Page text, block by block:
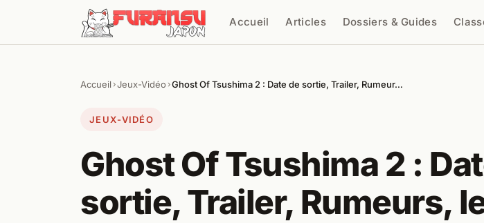
Aller au contenu
Accueil Articles Dossiers & Guides
Chercher
Accueil ›Jeux-Vidéo ›Ghost Of Tsushima 2 : Date de sortie, Trailer, Rumeur…
JEUX-VIDÉO
Ghost Of Tsushima 2 :
sortie, Trailer, Rumeurs,